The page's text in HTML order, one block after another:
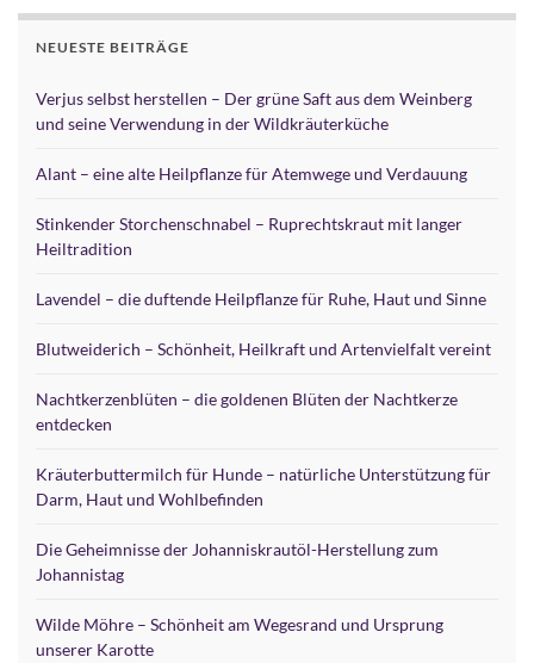
NEUESTE BEITRÄGE
Verjus selbst herstellen – Der grüne Saft aus dem Weinberg
und seine Verwendung in der Wildkräuterküche
Alant – eine alte Heilpflanze für Atemwege und Verdauung
Stinkender Storchenschnabel – Ruprechtskraut mit langer
Heiltradition
Lavendel – die duftende Heilpflanze für Ruhe, Haut und Sinne
Blutweiderich – Schönheit, Heilkraft und Artenvielfalt vereint
Nachtkerzenblüten – die goldenen Blüten der Nachtkerze
entdecken
Kräuterbuttermilch für Hunde – natürliche Unterstützung für
Darm, Haut und Wohlbefinden
Die Geheimnisse der Johanniskrautöl-Herstellung zum
Johannistag
Wilde Möhre – Schönheit am Wegesrand und Ursprung
unserer Karotte